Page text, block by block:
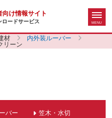
向け情報サイト
ロードサービス
材
内外装ルーバー
リーン
バー
笠木・水切